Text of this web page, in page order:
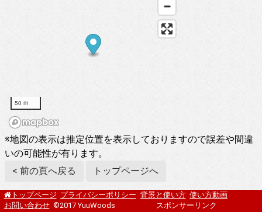
50 m
※地図の表示は推定位置を表示しておりますので誤差や間違
いの可能性が有ります。
< 前の頁へ戻る
トップページへ
トップページ プライバシーポリシー 背景と使い方 使い方動画
お問い合わせ ©2017 YuuWoods スポンサーリンク